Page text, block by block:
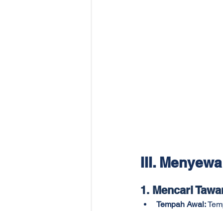
III.
1. Mencari
Tempah Awal: